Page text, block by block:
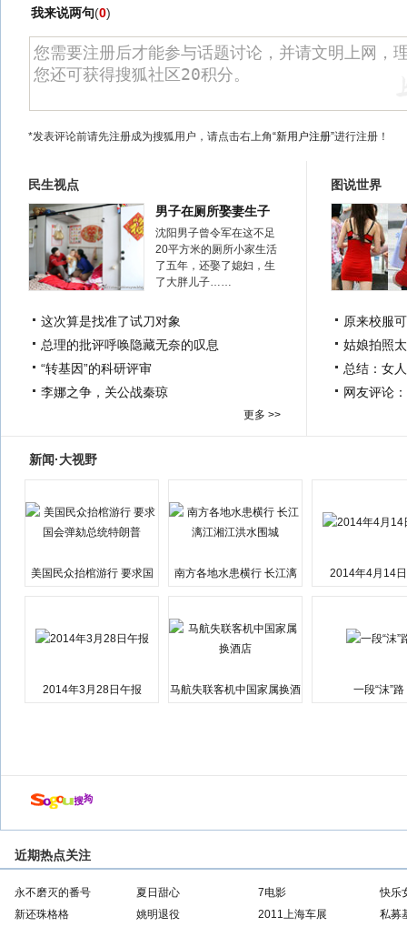
我来说两句(0)
*发表评论前请先注册成为搜狐用户，请点击右上角“新用户注册”进行注册！
民生视点
男子在厕所娶妻生子
沈阳男子曾令军在这不足
20平方米的厕所小家生活
了五年，还娶了媳妇，生
了大胖儿子……
这次算是找准了试刀对象
总理的批评呼唤隐藏无奈的叹息
“转基因”的科研评审
李娜之争，关公战秦琼
更多 >>
图说世界
原来校服
姑娘拍照
总结：女
网友评论
新闻·大视野
美国民众抬棺游行 要求国
南方各地水患横行 长江漓
2014年4月14
2014年3月28日午报
马航失联客机中国家属换酒
一段“沫”路
近期热点关注
永不磨灭的番号 夏日甜心 7电影
快乐
新还珠格格
姚明退役 2011上海车展 私募